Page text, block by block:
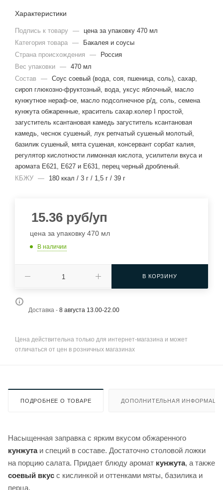
Характеристики
Подпись к товару —
цена за упаковку 470 мл
Категория товара —
Бакалея и соусы
Страна происхождения
—
Россия
Вес упаковки — 470 мл
Состав
— Соус соевый (вода, соя, пшеница, соль), сахар,
сироп глюкозно-фруктозный, вода, уксус яблочный, масло
кунжутное нераф-ое, масло подсолнечное р/д, соль, семена
кунжута обжаренные, краситель сахар.колер I простой,
загуститель ксантановая камедь загуститель ксантановая
камедь, чеснок сушеный, лук репчатый сушеный молотый,
базилик сушеный, мята сушеная, консервант сорбат калия,
регулятор кислотности лимонная кислота, усилители вкуса и
аромата Е621, Е627 и Е631, перец черный дробленый.
КБЖУ — 180 ккал / 3 г / 1,5 г / 39 г
15.36 руб/уп
цена за упаковку 470 мл
В наличии
В КОРЗИНУ
Доставка - 8 августа 13.00-22.00
Цена действительна только для интернет-магазина и может
отличаться от цен в розничных магазинах
ПОДРОБНЕЕ О ТОВАРЕ ДОПОЛНИТЕЛЬНАЯ
Насыщенная заправка с ярким вкусом обжаренного
кунжутаи специй в составе. Достаточно столовой ложки
на порцию салата. Придает блюду аромат кунжута, а также
соевый вкус с кислинкой и оттенками мяты, базилика и
перца.